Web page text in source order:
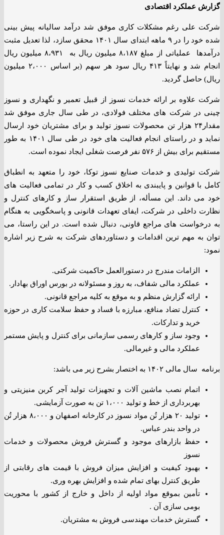
گزارش عملکرد اقتصادی
شرکت علی رغم مشکلات کاری موفق شد درآمد سالیانه پیش بینی
شده خود را در ۹ ماهه ابتدای سال ۱۴۰۱ محقق سازد، لذا تعدیل مثبت
درآمدها عملیاتی از مبلغ ۸،۱۸۷ میلیون ریال به ۸،۹۳۱ میلیون ریال
انجام شد و نهایتاً ۴۱۳ ریال سود هر سهم (بر اساس ۲،۰۰۰ میلیون
ریال) حاصل گردید.
شرکت علاوه بر ارائه خدمات نسوز از قبیل تعمیر و نگهداری و نسوز
چینی در شرکت های مختلف فولادی، در طی سال جاری موفق شد
مقدار۲۴ هزار تن محصولات نسوز تولید و برای مشتریان خود ارسال
نماید و در راستای انجام فعالیت های خود در طی سال ۱۴۰۱ به طور
مستقیم برای بیش از ۵۷۶ نفر فرصت شغلی ایجاد نموده است.
شرکت تولیدی و خدمات صنایع نسوز توکا، خود را متعهد به انطباق
کامل با قوانین و پایبندی به اخلاق کسب و کار در تمامی فعالیت های
خود می داند. این مسأله، از طریق استقرار ساز و کارهای کنترل و
نظارت داخلی در شرکت، ایفای تعهدات قانونی و پاسخگویی به هنگام
به درخواست های مراجع قاونی، دنبال شده است. در این راستا، می
توان به مهم ترین اقدامات و دستاوردهای شرکت به شرح زیر اشاره
نمود:
الزامات مندرج در دستورالعمل حاکمیت شرکتی.
عملکرد مالی شفاف، به روز و مسئولانه در بورس اوراق بهادار.
ارائه گزارش منظم و به موقع به کلیه مراجع قانونی.
کنترل تضاد منافع، مبارزه با فساد و حفظ سلامت کاری در حوزه
خرید و تدارکات.
وجود ساز و کارهای رسمی سازمانی برای کنترل و پایش مستمر
عملکرد مالی و غیرمالی.
برنامه سال مالی ۱۴۰۲ به اختصار بشرح زیر می باشد:
اتمام نصب ماشین آلات و تجهیزات تولید آجر کربن منیزیتی و
بهربرداری از خط و تولید ۱،۰۰۰ تن به صورت آزمایشی.
تولید ۲۰ هزار تُن مواد نسوز در کارخانه اصفهان و ۸،۰۰۰ هزار تُن
در واحد بندر عباس.
حفظ بازارهای موجود و گسترش فروش محصولات و خدمات
نسوز
بهبود کیفیت و افزایش میزان فروش با قیمت های رقابتی از
طریق کنترل بهای تمام شده و افزایش بهره وری.
تأمین بموقع مواد اولیه از داخل و خارج از کشور با محوریت
بومی سازی آن .
گسترش خدمات مهندسی فروش به مشتریان.